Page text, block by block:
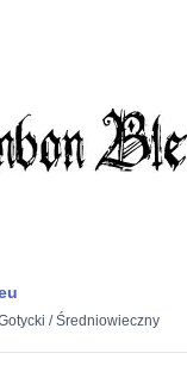
/Średniowieczny